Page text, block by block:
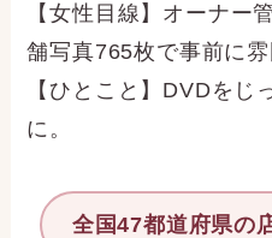
【女性目線】オーナー
舗写真765枚で事前に雰
【ひとこと】DVDをじ
に。
全国47都道府県の